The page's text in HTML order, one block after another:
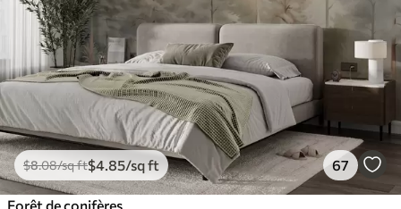
$8.08/sq ft$4 .85/sq ft 67
Forêt de conifères